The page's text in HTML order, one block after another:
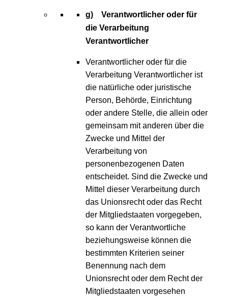
g) Verantwortlicher oder für
die Verarbeitung
Verantwortlicher
Verantwortlicher oder für die
Verarbeitung Verantwortlicher ist
die natürliche oder juristische
Person, Behörde, Einrichtung
oder andere Stelle, die allein oder
gemeinsam mit anderen über die
Zwecke und Mittel der
Verarbeitung von
personenbezogenen Daten
entscheidet. Sind die Zwecke und
Mittel dieser Verarbeitung durch
das Unionsrecht oder das Recht
der Mitgliedstaaten vorgegeben,
so kann der Verantwortliche
beziehungsweise können die
bestimmten Kriterien seiner
Benennung nach dem
Unionsrecht oder dem Recht der
Mitgliedstaaten vorgesehen